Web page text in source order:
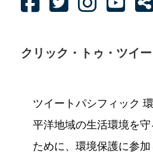
クリック・トゥ・ツイー
ツイートパシフィック
平洋地域の生活環境を守
ために、環境保護に参加